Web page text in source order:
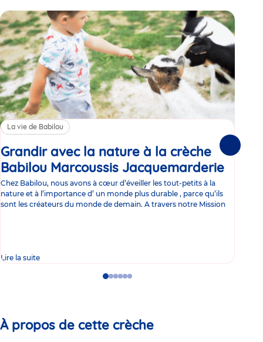
La vie de Babilou
Grandir avec la nature à la crèche
Babilou Marcoussis Jacquemarderie
Chez Babilou, nous avons à cœur d’éveiller les tout-petits à la
nature et à l’importance d’ un monde plus durable , parce qu’ils
sont les créateurs du monde de demain. A travers notre Mission
Lire la suite
GoGoGoGo
GoGo
À propos de cette crèche